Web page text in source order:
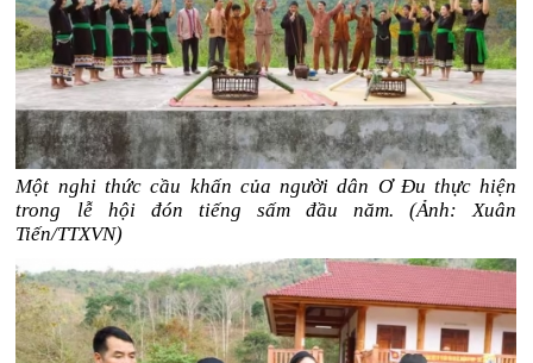
Một nghi thức cầu khấn của người dân Ơ Đu thực hiện
trong lễ hội đón tiếng sấm đầu năm. (Ảnh: Xuân
Tiến/TTXVN)